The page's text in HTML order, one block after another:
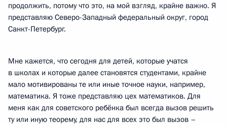
продолжить, потому что это, на мой взгляд, крайне важно. Я
представляю Северо-Западный федеральный округ, город
Санкт-Петербург.
Мне кажется, что сегодня для детей, которые учатся
в школах и которые далее становятся студентами, крайне
мало мотивированы те или иные точное науки, например,
математика. Я тоже представляю цех математиков. Для
меня как для советского ребёнка был всегда вызов решить
ту или иную теорему, для нас для всех это был вызов –